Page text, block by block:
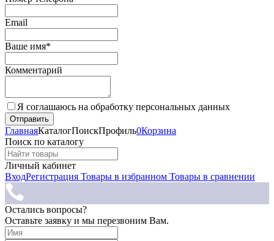
Email
Ваше имя*
Комментарий
Я соглашаюсь на обработку персональных данных
ГлавнаяКаталогПоискПрофиль0Корзина
Поиск по каталогу
Личный кабинет
ВходРегистрация Товары в избранном Товары в сравнении
Остались вопросы?
Оставьте заявку и мы перезвоним Вам.